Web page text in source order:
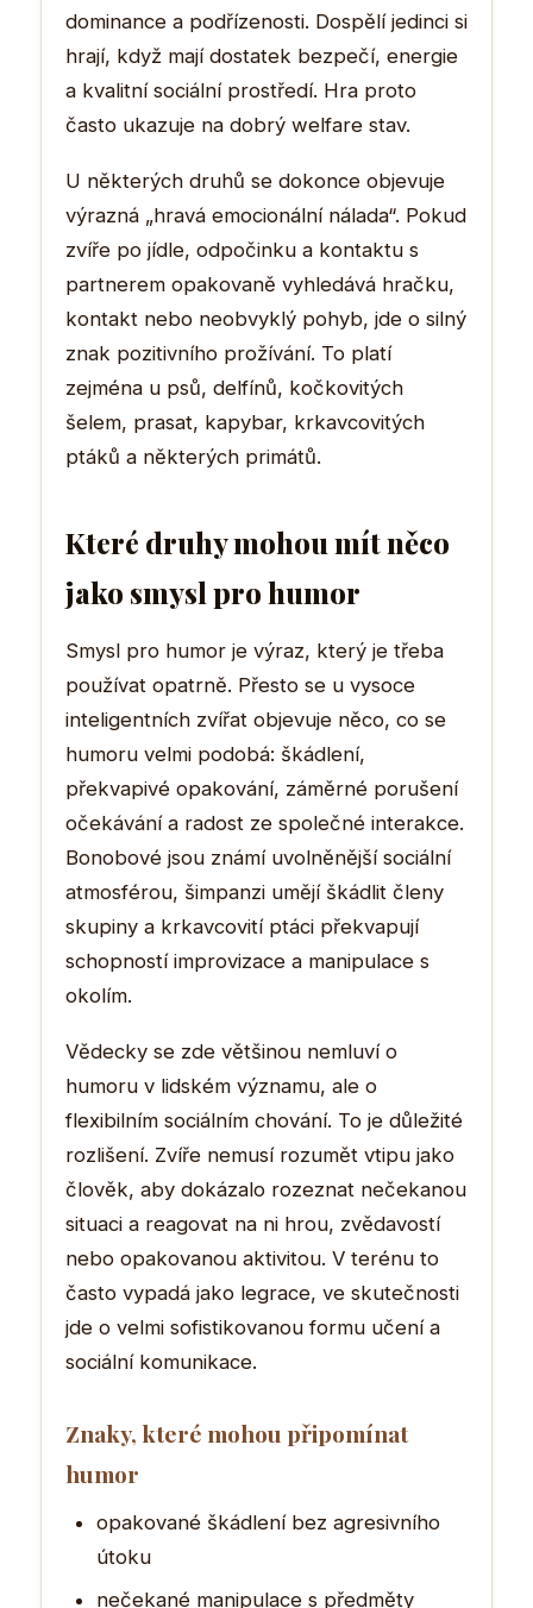
dominance a podřízenosti. Dospělí jedinci si
hrají, když mají dostatek bezpečí, energie
a kvalitní sociální prostředí. Hra proto
často ukazuje na dobrý welfare stav.
U některých druhů se dokonce objevuje
výrazná „hravá emocionální nálada“. Pokud
zvíře po jídle, odpočinku a kontaktu s
partnerem opakovaně vyhledává hračku,
kontakt nebo neobvyklý pohyb, jde o silný
znak pozitivního prožívání. To platí
zejména u psů, delfínů, kočkovitých
šelem, prasat, kapybar, krkavcovitých
ptáků a některých primátů.
Které druhy mohou mít něco
jako smysl pro humor
Smysl pro humor je výraz, který je třeba
používat opatrně. Přesto se u vysoce
inteligentních zvířat objevuje něco, co se
humoru velmi podobá: škádlení,
překvapivé opakování, záměrné porušení
očekávání a radost ze společné interakce.
Bonobové jsou známí uvolněnější sociální
atmosférou, šimpanzi umějí škádlit členy
skupiny a krkavcovití ptáci překvapují
schopností improvizace a manipulace s
okolím.
Vědecky se zde většinou nemluví o
humoru v lidském významu, ale o
flexibilním sociálním chování. To je důležité
rozlišení. Zvíře nemusí rozumět vtipu jako
člověk, aby dokázalo rozeznat nečekanou
situaci a reagovat na ni hrou, zvědavostí
nebo opakovanou aktivitou. V terénu to
často vypadá jako legrace, ve skutečnosti
jde o velmi sofistikovanou formu učení a
sociální komunikace.
Znaky, které mohou připomínat
humor
opakované škádlení bez agresivního
útoku
nečekané manipulace s předměty